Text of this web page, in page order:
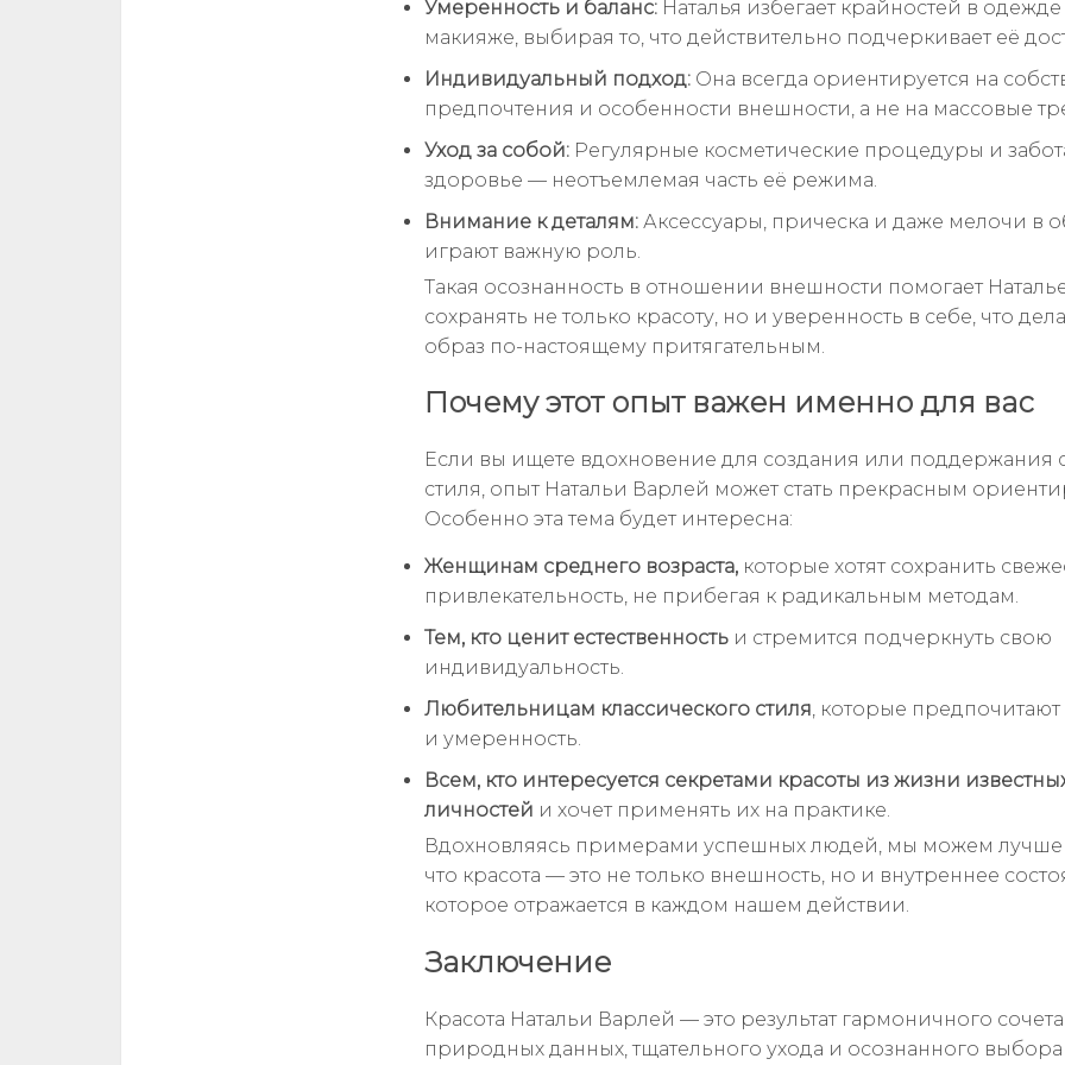
Умеренность и баланс: Наталья избегает крайностей в
макияже, выбирая то, что действительно подчеркивает её
Индивидуальный подход: Она всегда ориентируется на
предпочтения и особенности внешности, а не на массовые
Уход за собой: Регулярные косметические процедуры и
здоровье — неотъемлемая часть её режима.
Внимание к деталям: Аксессуары, прическа и даже мелочи в
играют важную роль.
Такая осознанность в отношении внешности помогает
сохранять не только красоту, но и уверенность в себе, что
образ по-настоящему притягательным.
Почему этот опыт важен именно для вас
Если вы ищете вдохновение для создания или поддержания
стиля, опыт Натальи Варлей может стать прекрасным
Особенно эта тема будет интересна:
Женщинам среднего возраста, которые хотят сохранить
привлекательность, не прибегая к радикальным методам.
Тем, кто ценит естественность и стремится подчеркнуть свою
индивидуальность.
Любительницам классического стиля, которые
и умеренность.
Всем, кто интересуется секретами красоты из жизни
личностей и хочет применять их на практике.
Вдохновляясь примерами успешных людей, мы можем лучше
что красота — это не только внешность, но и внутреннее
которое отражается в каждом нашем действии.
Заключение
Красота Натальи Варлей — это результат гармоничного
природных данных, тщательного ухода и осознанного выбора